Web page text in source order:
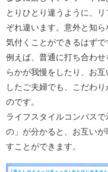
とりひとり違うように、
ぞれ違います。意外と知
気付くことができるはずで
例えば、普通に打ち合わ
らかが我慢をしたり、お
したご夫婦でも、こだわ
のです。
ライフスタイルコンパス
の」が分かると、お互い
すことができます。